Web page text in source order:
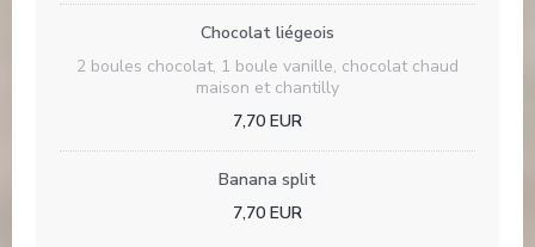
Chocolat liégeois
2 boules chocolat, 1 boule vanille, chocolat chaud
maison et chantilly
7,70 EUR
Banana split
7,70 EUR